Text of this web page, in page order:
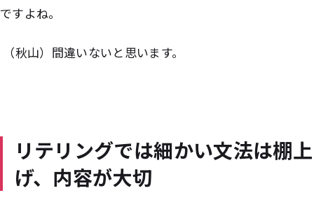
ですよね。
（秋山）間違いないと思います。
リテリングでは細かい文法は棚上
げ、内容が大切